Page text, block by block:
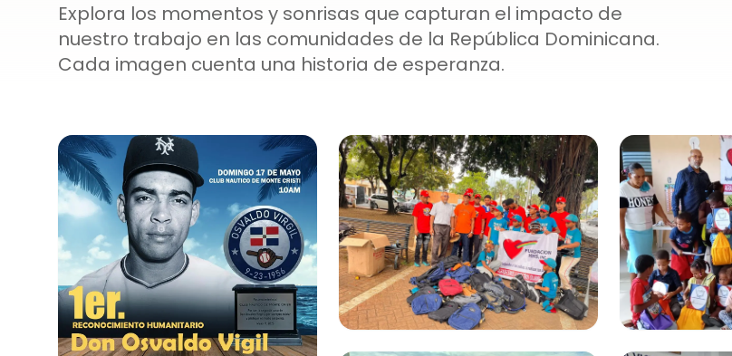
Explora los momentos y sonrisas que capturan el impacto de
nuestro trabajo en las comunidades de la República Dominicana.
Cada imagen cuenta una historia de esperanza.